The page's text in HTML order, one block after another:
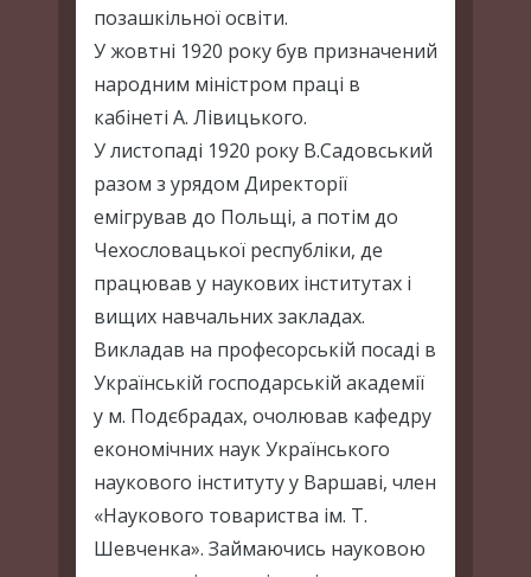
позашкільної освіти.
У жовтні 1920 року був призначений
народним міністром праці в
кабінеті А. Лівицького.
У листопаді 1920 року В.Садовський
разом з урядом Директорії
емігрував до Польщі, а потім до
Чехословацької республіки, де
працював у наукових інститутах і
вищих навчальних закладах.
Викладав на професорській посаді в
Українській господарській академії
у м. Подєбрадах, очолював кафедру
економічних наук Українського
наукового інституту у Варшаві, член
«Наукового товариства ім. Т.
Шевченка». Займаючись науковою